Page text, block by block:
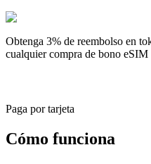
Obtenga 3% de reembolso en
cualquier compra de bono eSIM
Paga por tarjeta
Cómo funciona